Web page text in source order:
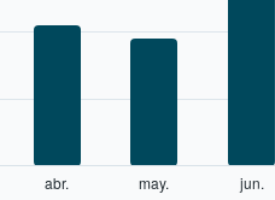
abr. may. jun.